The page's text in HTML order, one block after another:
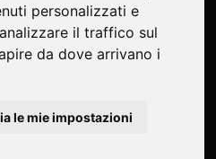
personalizzati e
il traffico sul
da dove arrivano i
le mie impostazioni